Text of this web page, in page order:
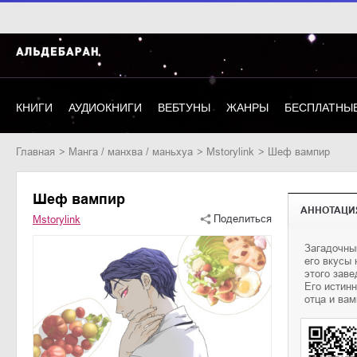
КНИГИ АУДИОКНИГИ ВЕБТУНЫ ЖАНРЫ
Главная манга / манхва / маньхуа Mstorylink Шеф вампир
Шеф вампир
Mstorylink Поделиться
его
этого
Его
отца и
способен
вкус,
крови,